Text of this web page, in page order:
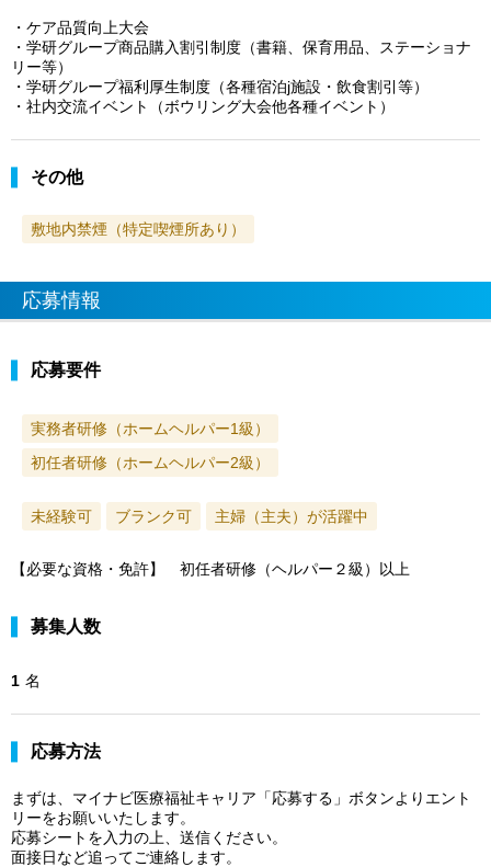
・ケア品質向上大会
・学研グループ商品購入割引制度（書籍、保育用品、ステーショナ
リー等）
・学研グループ福利厚生制度（各種宿泊j施設・飲食割引等）
・社内交流イベント（ボウリング大会他各種イベント）
その他
敷地内禁煙（特定喫煙所あり）
応募情報
応募要件
実務者研修（ホームヘルパー1級）
初任者研修（ホームヘルパー2級）
未経験可 ブランク可 主婦（主夫）が活躍中
【必要な資格・免許】 初任者研修（ヘルパー２級）以上
募集人数
1 名
応募方法
まずは、マイナビ医療福祉キャリア「応募する」ボタンよりエント
リーをお願いいたします。
応募シートを入力の上、送信ください。
面接日など追ってご連絡します。